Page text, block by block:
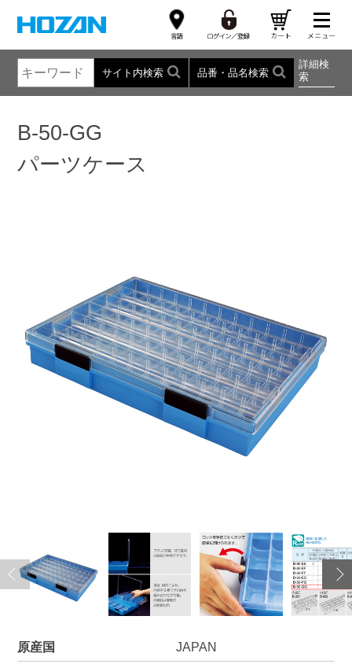
サイト内検索 品番・品名検索
詳細検
索
B-50-GG
パーツケース
原産国 JAPAN